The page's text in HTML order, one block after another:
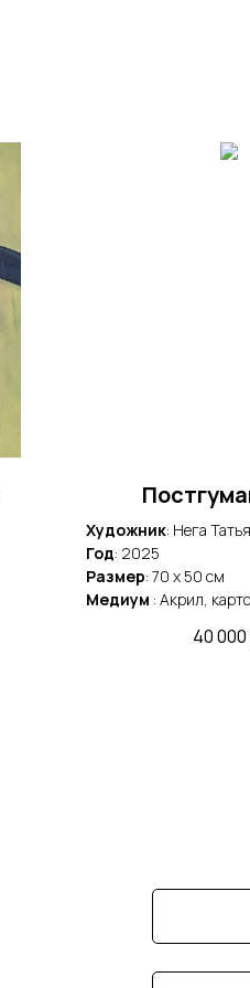
Художник: Нега
Год: 2025
Размер: 70 x 50 cм
Медиум : Акрил,
40 000